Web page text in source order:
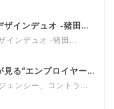
インデュオ ‐猪田...
インデュオ ‐猪田...
る“エンプロイヤー...
ェンシー、コントラ...